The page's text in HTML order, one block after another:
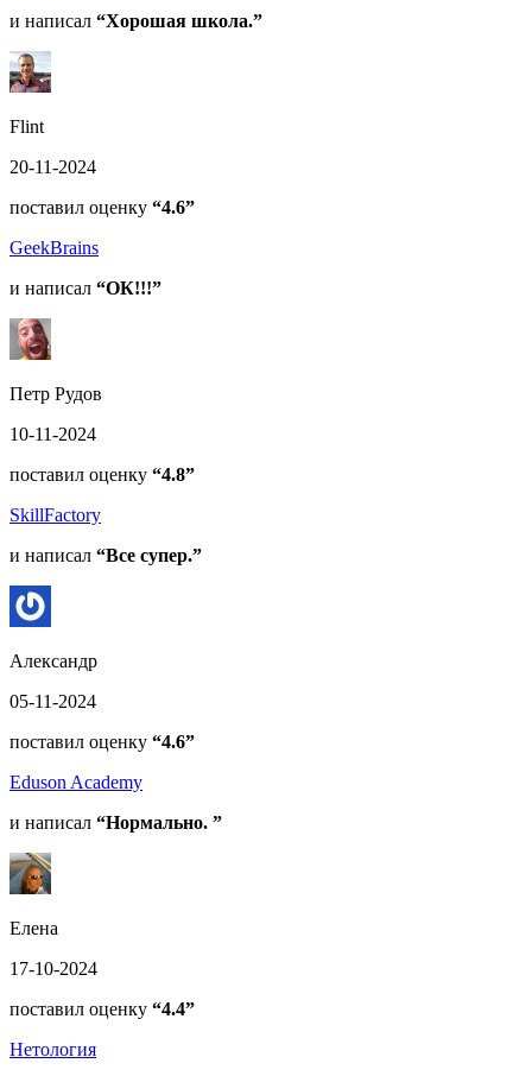
и написал “Хорошая школа.”
Flint
20-11-2024
поставил оценку “4.6”
GeekBrains
и написал “ОК!!!”
Петр Рудов
10-11-2024
поставил оценку “4.8”
SkillFactory
и написал “Все супер.”
Александр
05-11-2024
поставил оценку “4.6”
Eduson Academy
и написал “Нормально. ”
Елена
17-10-2024
поставил оценку “4.4”
Нетология